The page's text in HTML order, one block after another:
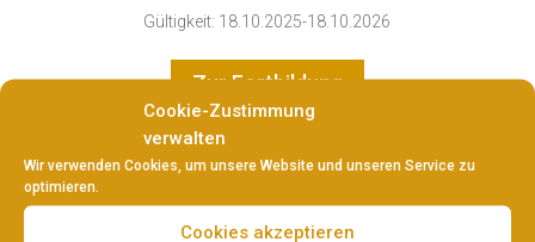
Cookie-Zustimmung
verwalten
Wir verwenden Cookies, um unsere Website und unseren Service zu
optimieren.
Cookies akzeptieren
Gültigkeit: 18.10.2025-18.10.2026
Zur Fortbildung